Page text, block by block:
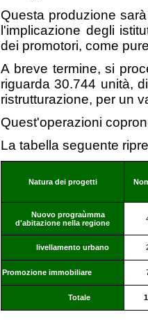
Questa produzione
l'implicazione degli
dei promotori, come
A breve termine, si
riguarda 30.744 unità,
ristrutturazione, per un
Quest'operazioni
La tabella seguente
Natura dei progetti
Nuovo prograùmma
d'abitazione nella regione
livellamento urbano
Promozione immobiliare
Totale